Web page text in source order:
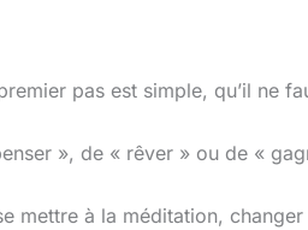
pas est simple, qu’il ne
», de « rêver » ou de «
mettre à la méditation, changer